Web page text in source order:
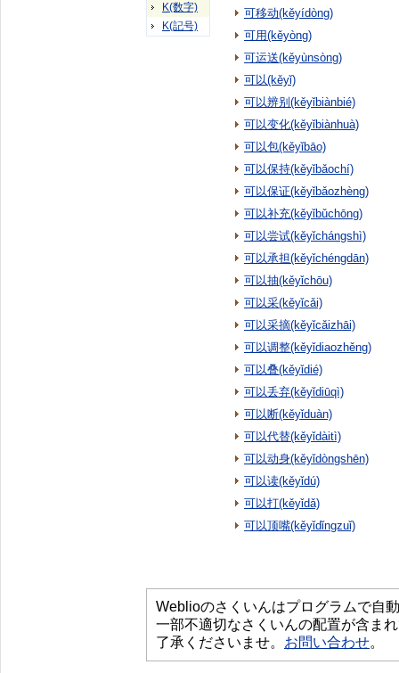
K(数字)
K(記号)
可移动(kěyídòng)
可用(kěyòng)
可运送(kěyùnsòng)
可以(kěyǐ)
可以辨别(kěyǐbiànbié)
可以变化(kěyǐbiànhuà)
可以包(kěyǐbāo)
可以保持(kěyǐbǎochí)
可以保证(kěyǐbǎozhèng)
可以补充(kěyǐbǔchōng)
可以尝试(kěyǐchángshì)
可以承担(kěyǐchéngdān)
可以抽(kěyǐchōu)
可以采(kěyǐcǎi)
可以采摘(kěyǐcǎizhāi)
可以调整(kěyǐdiaozhěng)
可以叠(kěyǐdié)
可以丢弃(kěyǐdiūqì)
可以断(kěyǐduàn)
可以代替(kěyǐdàitì)
可以动身(kěyǐdòngshēn)
可以读(kěyǐdú)
可以打(kěyǐdǎ)
可以顶嘴(kěyǐdǐngzuǐ)
Weblioのさくいんはプログラムで自
一部不適切なさくいんの配置が含ま
了承くださいませ。 お問い合わせ。